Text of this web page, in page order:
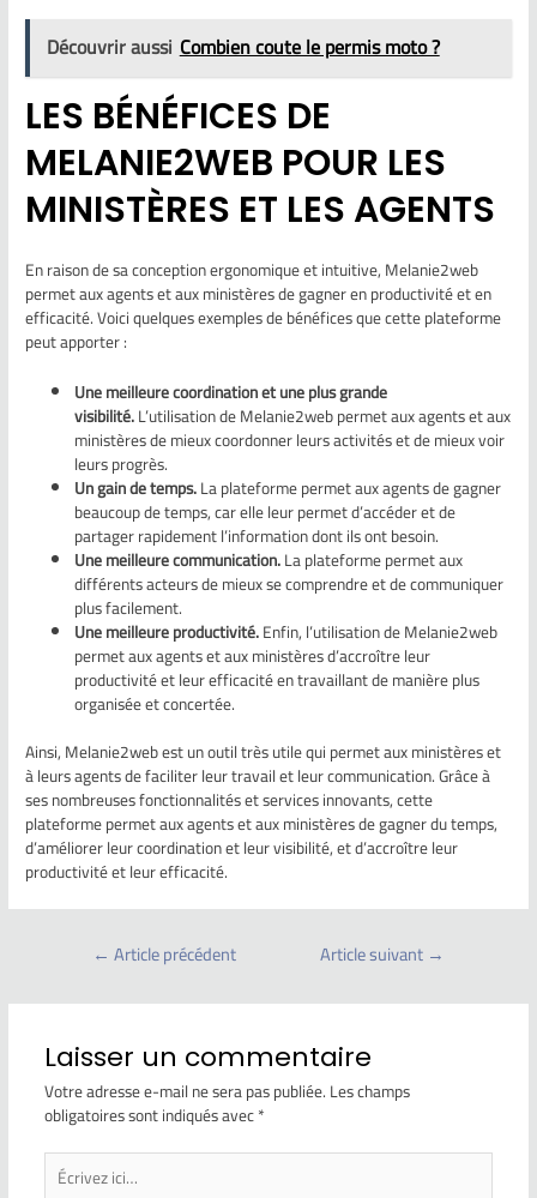
Découvrir aussi Combien coute le permis moto ?
LES BÉNÉFICES DE
MELANIE2WEB POUR LES
MINISTÈRES ET LES AGENTS
En raison de sa conception ergonomique et intuitive, Melanie2web
permet aux agents et aux ministères de gagner en productivité et en
efficacité. Voici quelques exemples de bénéfices que cette plateforme
peut apporter :
Une meilleure coordination et une plus grande
visibilité.L’utilisation de Melanie2web permet aux agents et aux
ministères de mieux coordonner leurs activités et de mieux voir
leurs progrès.
Un gain de temps.La plateforme permet aux agents de gagner
beaucoup de temps, car elle leur permet d’accéder et de
partager rapidement l’information dont ils ont besoin.
Une meilleure communication.La plateforme permet aux
différents acteurs de mieux se comprendre et de communiquer
plus facilement.
Une meilleure productivité.Enfin, l’utilisation de Melanie2web
permet aux agents et aux ministères d’accroître leur
productivité et leur efficacité en travaillant de manière plus
organisée et concertée.
Ainsi, Melanie2web est un outil très utile qui permet aux ministères et
à leurs agents de faciliter leur travail et leur communication. Grâce à
ses nombreuses fonctionnalités et services innovants, cette
plateforme permet aux agents et aux ministères de gagner du temps,
d’améliorer leur coordination et leur visibilité, et d’accroître leur
productivité et leur efficacité.
← Article précédent Article suivant →
Laisser un commentaire
Votre adresse e-mail ne sera pas publiée.Les champs
obligatoires sont indiqués avec*